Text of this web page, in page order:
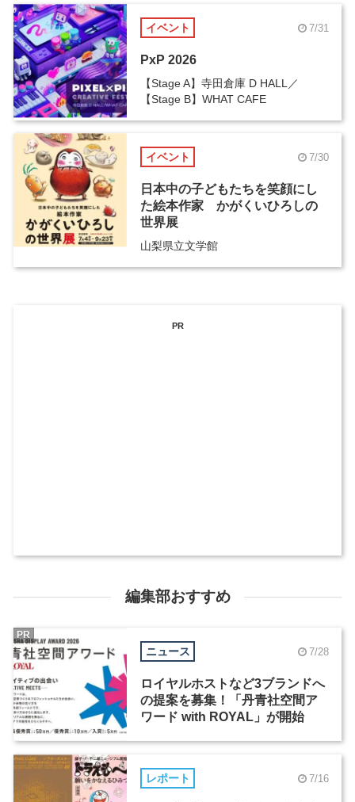
イベント 7/31
PxP 2026
【Stage A】寺田倉庫 D HALL／
【Stage B】WHAT CAFE
イベント 7/30
日本中の子どもたちを笑顔にし
た絵本作家 かがくいひろしの
世界展
山梨県立文学館
PR
編集部おすすめ
ニュース 7/28
ロイヤルホストなど3ブランドへ
の提案を募集！「丹青社空間ア
ワード with ROYAL」が開始
PR
レポート 7/16